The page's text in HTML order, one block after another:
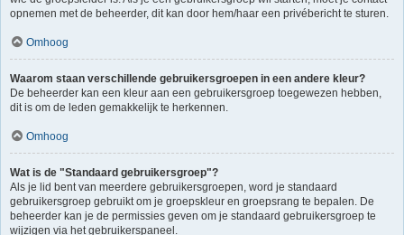
opnemen met de beheerder, dit kan door hem/haar een privébericht te sturen.
Omhoog
Waarom staan verschillende gebruikersgroepen in een andere kleur?
De beheerder kan een kleur aan een gebruikersgroep toegewezen hebben,
dit is om de leden gemakkelijk te herkennen.
Omhoog
Wat is de "Standaard gebruikersgroep"?
Als je lid bent van meerdere gebruikersgroepen, word je standaard
gebruikersgroep gebruikt om je groepskleur en groepsrang te bepalen. De
beheerder kan je de permissies geven om je standaard gebruikersgroep te
wijzigen via het gebruikerspaneel.